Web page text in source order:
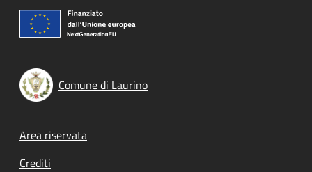
Comune di Laurino
Footer menu
Area riservata
Crediti